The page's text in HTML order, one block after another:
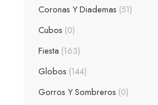
Coronas Y Diademas 51
Cubos 0
Fiesta 163
Globos 144
Gorros Y Sombreros 0